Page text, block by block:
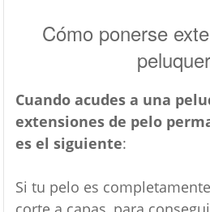
Cómo ponerse
Cuando acudes a una
extensiones de pelo
es el siguiente:
Si tu pelo es